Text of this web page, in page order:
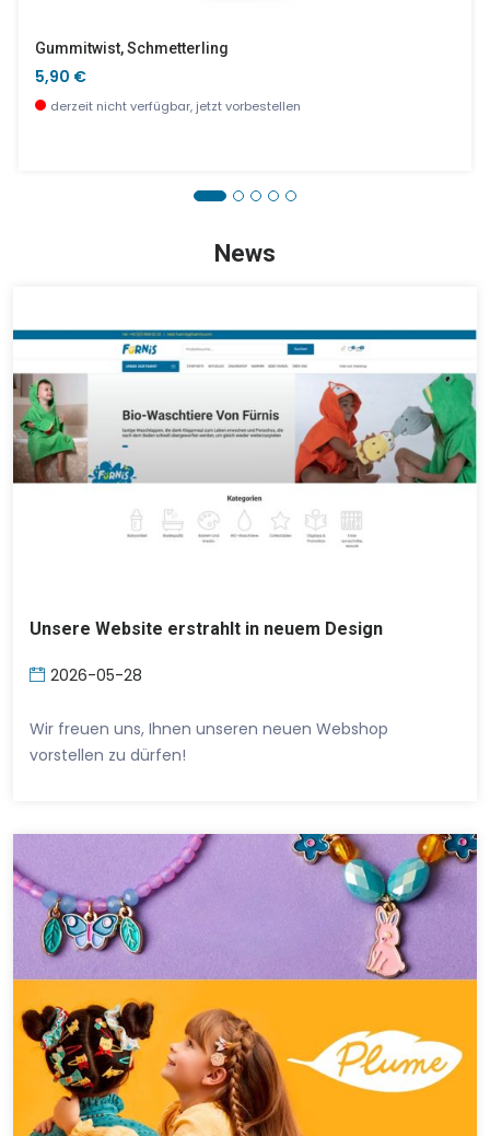
Gummitwist, Schmetterling
5,90 €
derzeit nicht verfügbar, jetzt vorbestellen
News
Unsere Website erstrahlt in neuem Design
2026-05-28
Wir freuen uns, Ihnen unseren neuen Webshop
vorstellen zu dürfen!